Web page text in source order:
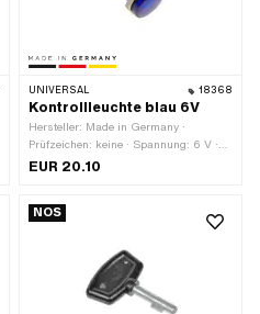
UNIVERSAL 18368
Kontrollleuchte blau 6V
Hersteller: Made in Germany ·
Prüfzeichen: keine · Spannung: 6 V ·
Farbe: blau · Ø aussen: 16 mm ·
EUR 20.10
NOS